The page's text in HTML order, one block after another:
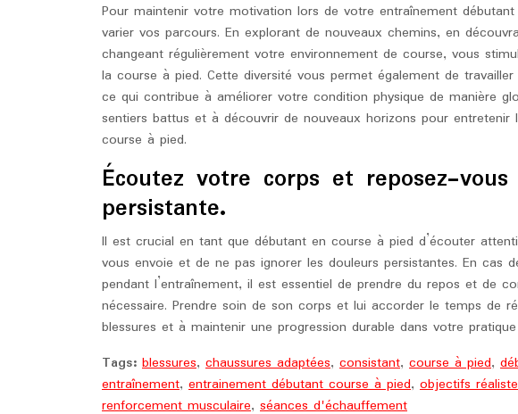
Pour maintenir votre motivation lors de votre entraînement
varier vos parcours. En explorant de nouveaux chemins, en
changeant régulièrement votre environnement de course, vous
la course à pied. Cette diversité vous permet également de
ce qui contribue à améliorer votre condition physique de manière
sentiers battus et à découvrir de nouveaux horizons pour
course à pied.
Écoutez votre corps et reposez-
persistante.
Il est crucial en tant que débutant en course à pied d’écouter
vous envoie et de ne pas ignorer les douleurs persistantes. En cas
pendant l’entraînement, il est essentiel de prendre du repos et de
nécessaire. Prendre soin de son corps et lui accorder le temps de
blessures et à maintenir une progression durable dans votre
Tags: blessures, chaussures adaptées, consistant, course à pied,
entraînement, entrainement débutant course à pied, objectifs
renforcement musculaire, séances d'échauffement